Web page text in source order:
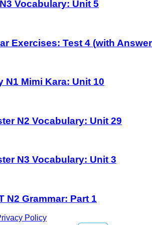
Vocabulary: Unit 5
Exercises: Test 4 (with
N1 Mimi Kara: Unit 10
N2 Vocabulary: Unit 29
N3 Vocabulary: Unit 3
N2 Grammar: Part 1
Policy